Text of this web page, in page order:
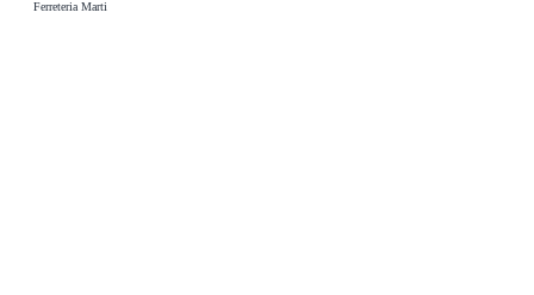
Ferreteria Marti